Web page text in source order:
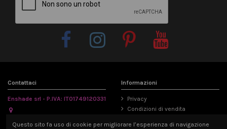
Contattaci
Enshade srl - P.IVA: IT01749120331
Piacenza, Italia
Informazioni
Privacy
Condizioni di vendita
Questo sito fa uso di cookie per migliorare l’esperienza di navigazione